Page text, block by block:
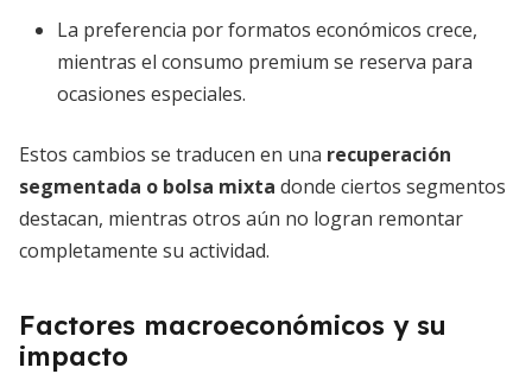
La preferencia por formatos económicos crece,
mientras el consumo premium se reserva para
ocasiones especiales.
Estos cambios se traducen en una recuperación
segmentada o bolsa mixta donde ciertos segmentos
destacan, mientras otros aún no logran remontar
completamente su actividad.
Factores macroeconómicos y su
impacto